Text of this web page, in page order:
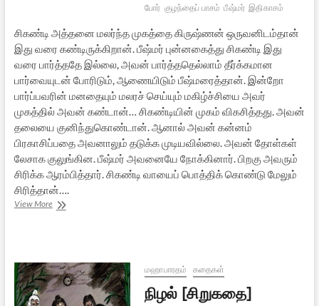
போர் குழந்தைப் பாசம் பீஷ்மர் இதிகாசம்
சிகண்டி அத்தனை மலர்ந்த முகத்தை கிருஷ்ணன் ஒருவனிடம்தான்
இது வரை கண்டிருக்கிறான். பீஷ்மர் புன்னகைத்து சிகண்டி இது
வரை பார்த்ததே இல்லை, அவன் பார்த்ததெல்லாம் தீர்க்கமான
பார்வையுடன் போரிடும், ஆணையிடும் பீஷ்மரைத்தான். இன்றோ
பார்ப்பவரின் மனதையும் மலரச் செய்யும் மகிழ்ச்சியை அவர்
முகத்தில் அவன் கண்டான்… சிகண்டியின் முகம் விகசித்தது. அவன்
தலையை குனிந்துகொண்டான். ஆனால் அவன் கன்னம்
பிரகாசிப்பதை அவனாலும் தடுக்க முடியவில்லை. அவன் தோள்கள்
லேசாக குலுங்கின. பீஷ்மர் அவனையே நோக்கினார். பிறகு அவரும்
சிரிக்க ஆரம்பித்தார். சிகண்டி வாயைப் பொத்திக் கொண்டு மேலும்
சிரித்தான்….
View Moreபுருஷ
மஹாபாரதம் கதைகள்
நிழல் [சிறுகதை]